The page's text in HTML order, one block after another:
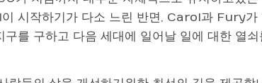
작하기가 다소 느린 반면, Carol과 Fury가
구를 구하고 다음 세대에 일어날 일에 대한 열